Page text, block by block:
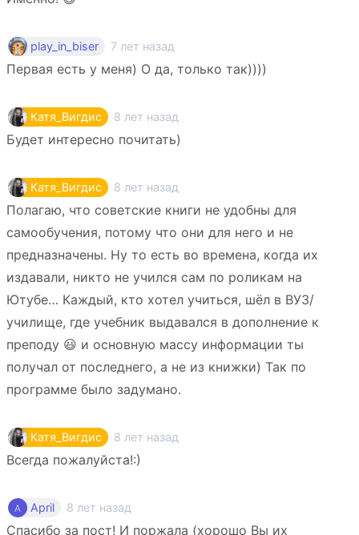
play_in_biser 7 лет назад
Первая есть у меня) О да, только так))))
Катя_Вигдис 8 лет назад
Будет интересно почитать)
Катя_Вигдис 8 лет назад
Полагаю, что советские книги не удобны для
самообучения, потому что они для него и не
предназначены. Ну то есть во времена, когда их
издавали, никто не учился сам по роликам на
Ютубе… Каждый, кто хотел учиться, шёл в ВУЗ/
училище, где учебник выдавался в дополнение к
преподу 😃 и основную массу информации ты
получал от последнего, а не из книжки) Так по
программе было задумано.
Катя_Вигдис 8 лет назад
Всегда пожалуйста!:)
April 8 лет назад
Спасибо за пост! И поржала (хорошо Вы их